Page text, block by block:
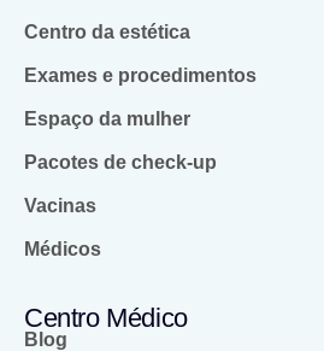
Centro da estética
Exames e procedimentos
Espaço da mulher
Pacotes de check-up
Vacinas
Médicos
Centro Médico
Blog